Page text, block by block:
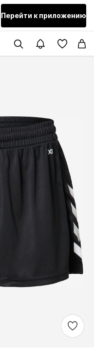
Перейти к приложению